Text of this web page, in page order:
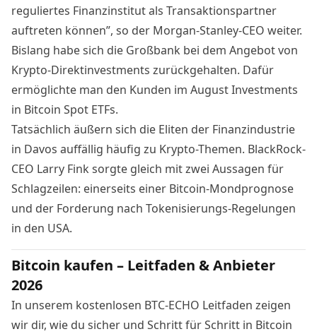
reguliertes Finanzinstitut als Transaktionspartner
auftreten können”, so der Morgan-Stanley-CEO weiter.
Bislang habe sich die Großbank bei dem Angebot von
Krypto-Direktinvestments zurückgehalten. Dafür
ermöglichte man den Kunden im August Investments
in Bitcoin Spot ETFs.
Tatsächlich äußern sich die Eliten der Finanzindustrie
in Davos auffällig häufig zu Krypto-Themen. BlackRock-
CEO Larry Fink sorgte gleich mit zwei Aussagen für
Schlagzeilen: einerseits einer Bitcoin-Mondprognose
und der Forderung nach Tokenisierungs-Regelungen
in den USA.
Bitcoin kaufen – Leitfaden & Anbieter
2026
In unserem kostenlosen BTC-ECHO Leitfaden zeigen
wir dir, wie du sicher und Schritt für Schritt in Bitcoin